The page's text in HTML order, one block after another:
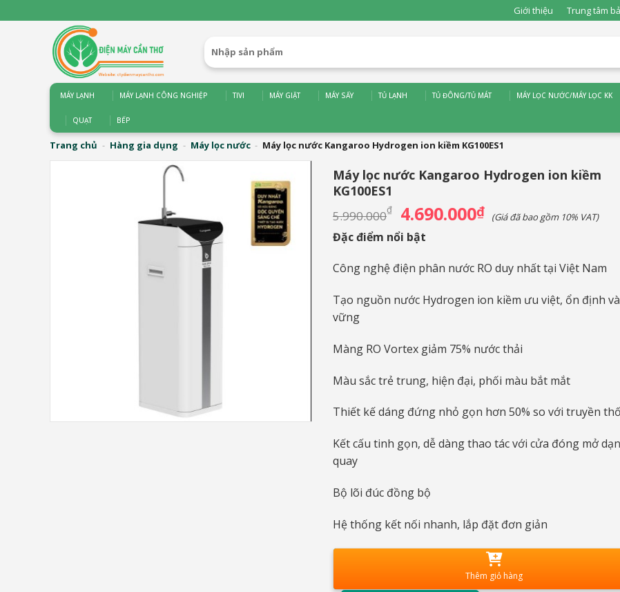
qua
Giới thiệu Trung tâm
Tìm
kiếm:
MÁY LẠNH MÁY LẠNH CÔNG NGHIỆP TIVI MÁY GIẶT MÁY SẤY TỦ LẠNH TỦ ĐÔNG/TỦ MÁT MÁY LỌC NƯỚC/MÁY LỌC KK
QUẠT BẾP
Trang chủ - Hàng gia dụng - Máy lọc nước - Máy lọc nước Kangaroo Hydrogen ion kiềm KG100ES1
Máy lọc nước Kangaroo Hydrogen ion kiềm
KG100ES1
5.990.000₫ Giá
gốc
là:
5.990.000₫.
4.690.000₫Giá
hiện
(Giá đã bao gồm 10% VAT)
Đặc điểm nổi bật
Công nghệ điện phân nước RO duy nhất tại Việt Nam
Tạo nguồn nước Hydrogen ion kiềm ưu việt, ổn định
vững
Màng RO Vortex giảm 75% nước thải
Màu sắc trẻ trung, hiện đại, phối màu bắt mắt
Thiết kế dáng đứng nhỏ gọn hơn 50% so với truyền
Kết cấu tinh gọn, dễ dàng thao tác với cửa đóng mở
quay
Bộ lõi đúc đồng bộ
Hệ thống kết nối nhanh, lắp đặt đơn giản
Thêm giỏ hàng